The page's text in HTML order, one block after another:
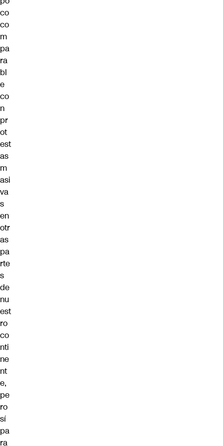
co
co
m
pa
ra
bl
e
co
n
pr
ot
est
as
m
asi
va
s
en
otr
as
pa
rte
s
de
nu
est
ro
co
nti
ne
nt
e,
pe
ro
sí
pa
ra